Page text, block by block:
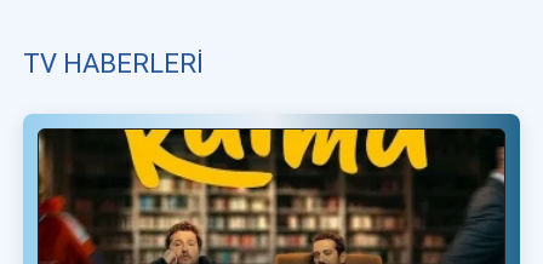
TV HABERLERI